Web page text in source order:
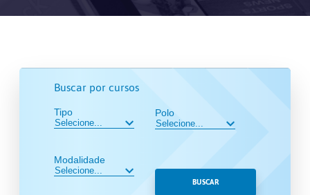
Buscar por cursos
Tipo
Modalidade
Polo
BUSCAR